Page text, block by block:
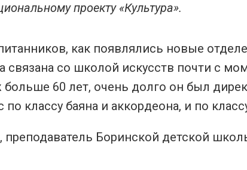
проекту «Культура».
как появлялись новые
связана со школой искусств почти с
больше 60 лет, очень долго он был
по классу баяна и аккордеона, и по
Боринской детской